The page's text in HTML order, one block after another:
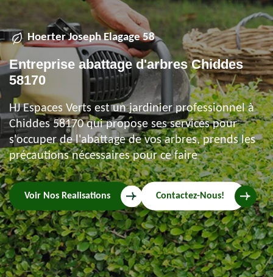
Hoerter Joseph Elagage 58
Entreprise abattage d'arbres Chiddes
58170
HJ Espaces Verts est un jardinier professionnel à
Chiddes 58170 qui propose ses services pour
s'occuper de l'abattage de vos arbres, prends les
précautions nécessaires pour ce faire
Voir Nos Realisations Contactez-Nous!